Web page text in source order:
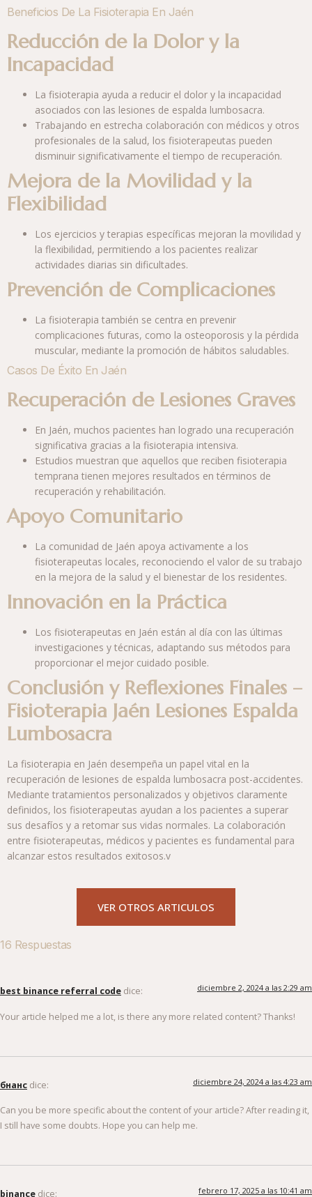
Beneficios De La Fisioterapia En Jaén
Reducción de la Dolor y la
Incapacidad
La fisioterapia ayuda a reducir el dolor y la incapacidad
asociados con las lesiones de espalda lumbosacra.
Trabajando en estrecha colaboración con médicos y otros
profesionales de la salud, los fisioterapeutas pueden
disminuir significativamente el tiempo de recuperación.
Mejora de la Movilidad y la
Flexibilidad
Los ejercicios y terapias específicas mejoran la movilidad y
la flexibilidad, permitiendo a los pacientes realizar
actividades diarias sin dificultades.
Prevención de Complicaciones
La fisioterapia también se centra en prevenir
complicaciones futuras, como la osteoporosis y la pérdida
muscular, mediante la promoción de hábitos saludables.
Casos De Éxito En Jaén
Recuperación de Lesiones Graves
En Jaén, muchos pacientes han logrado una recuperación
significativa gracias a la fisioterapia intensiva.
Estudios muestran que aquellos que reciben fisioterapia
temprana tienen mejores resultados en términos de
recuperación y rehabilitación.
Apoyo Comunitario
La comunidad de Jaén apoya activamente a los
fisioterapeutas locales, reconociendo el valor de su trabajo
en la mejora de la salud y el bienestar de los residentes.
Innovación en la Práctica
Los fisioterapeutas en Jaén están al día con las últimas
investigaciones y técnicas, adaptando sus métodos para
proporcionar el mejor cuidado posible.
Conclusión y Reflexiones Finales –
Fisioterapia Jaén Lesiones Espalda
Lumbosacra
La fisioterapia en Jaén desempeña un papel vital en la
recuperación de lesiones de espalda lumbosacra post-accidentes.
Mediante tratamientos personalizados y objetivos claramente
definidos, los fisioterapeutas ayudan a los pacientes a superar
sus desafíos y a retomar sus vidas normales. La colaboración
entre fisioterapeutas, médicos y pacientes es fundamental para
alcanzar estos resultados exitosos.v
VER OTROS ARTICULOS
16 Respuestas
best binance referral code dice: diciembre 2, 2024 a las 2:29 am
Your article helped me a lot, is there any more related content? Thanks!
бнанс dice: diciembre 24, 2024 a las 4:23 am
Can you be more specific about the content of your article? After reading it,
I still have some doubts. Hope you can help me.
binance dice: febrero 17, 2025 a las 10:41 am